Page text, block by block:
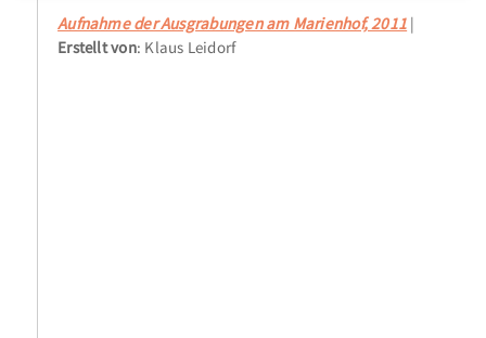
Aufnahme der Ausgrabungen am Marienhof, 2011
Erstellt von: Klaus Leidorf